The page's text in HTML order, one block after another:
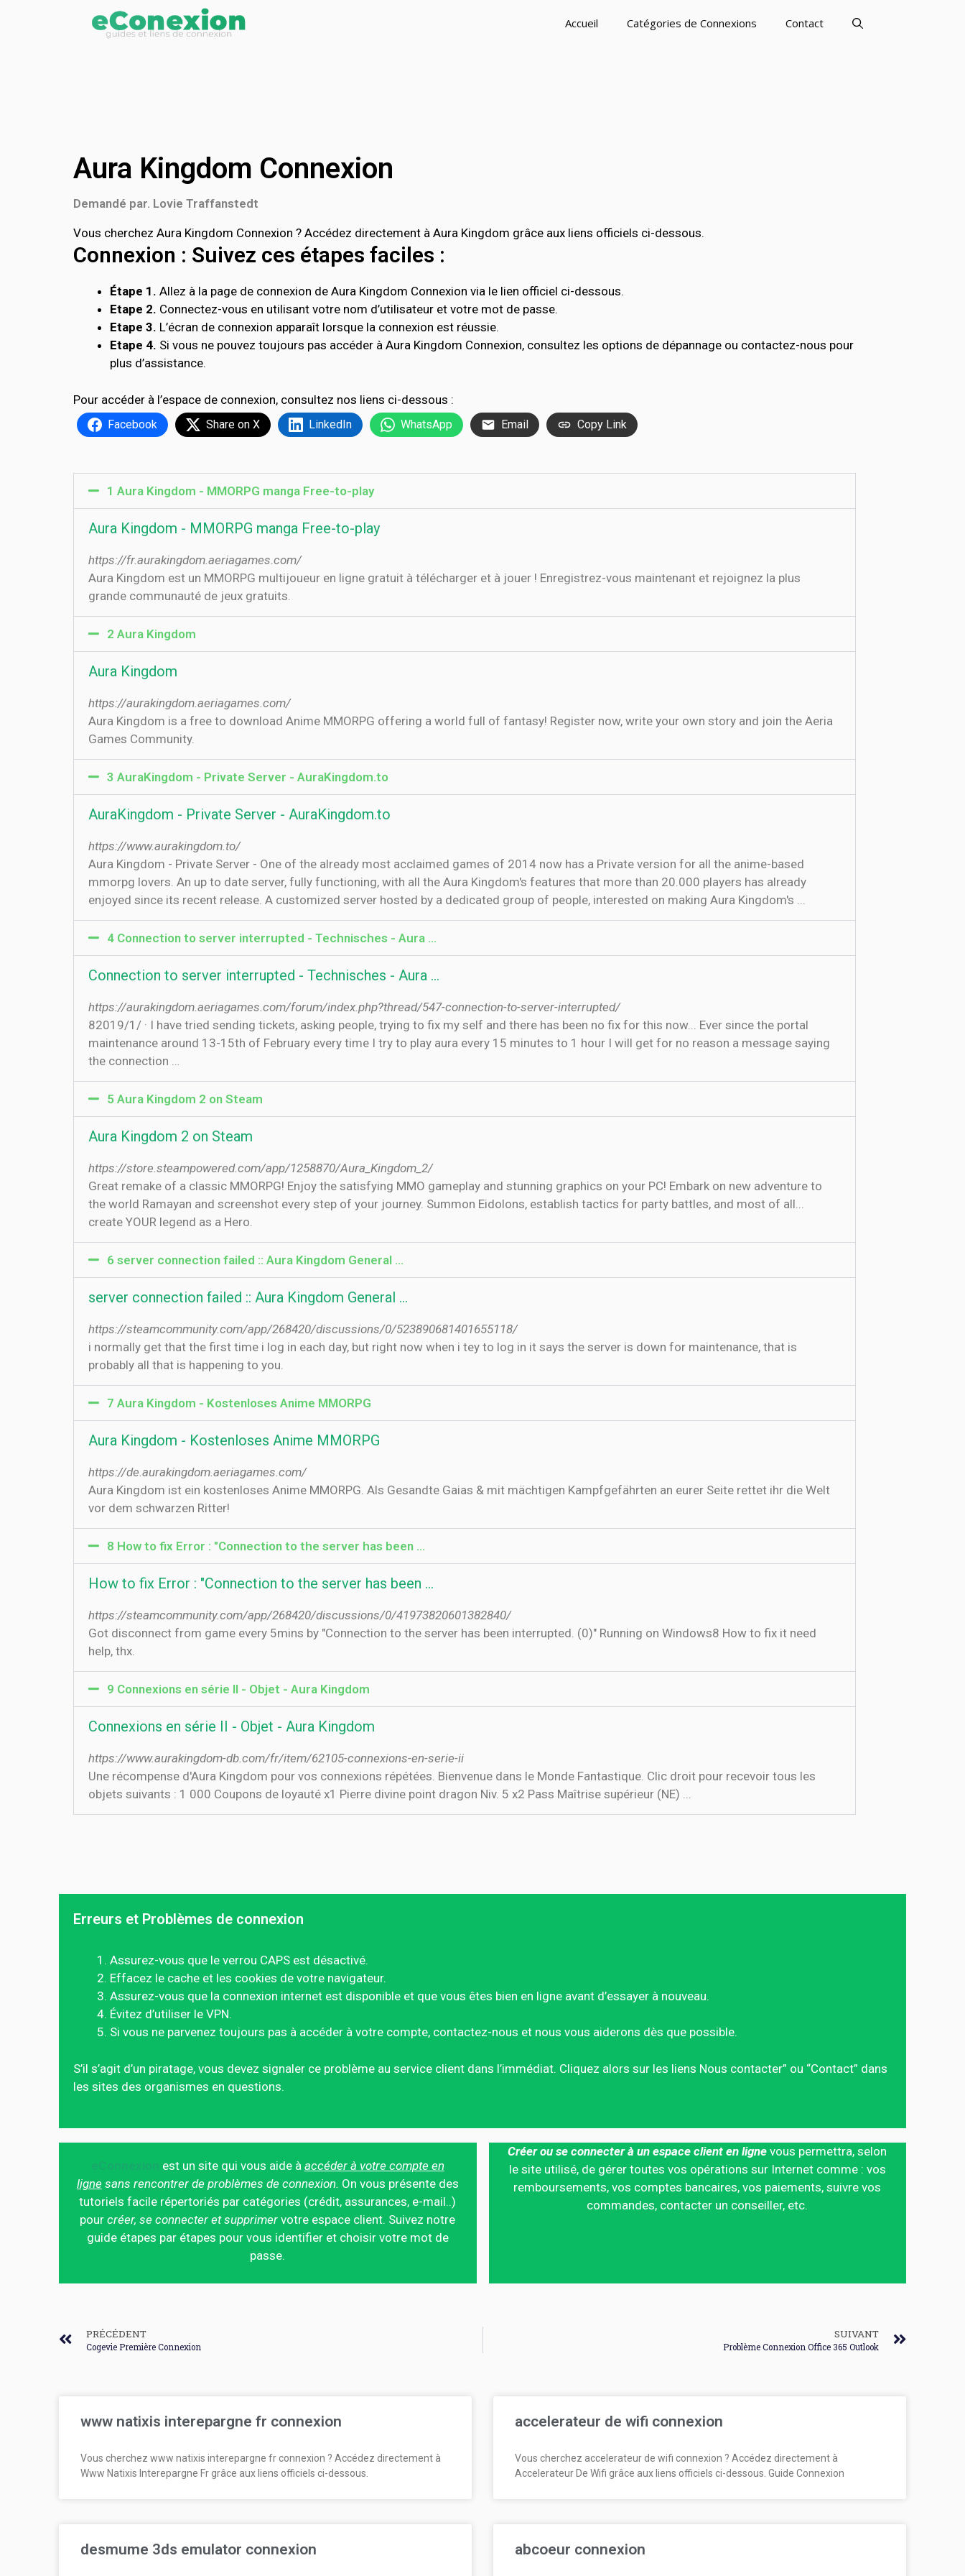
Accueil Catégories de Connexions Contact
Aura Kingdom Connexion
Demandé par. Lovie Traffanstedt
Vous cherchez Aura Kingdom Connexion ? Accédez directement à Aura Kingdom grâce aux liens officiels ci-dessous.
Connexion : Suivez ces étapes faciles :
Étape 1. Allez à la page de connexion de Aura Kingdom Connexion via le lien officiel ci-dessous.
Etape 2. Connectez-vous en utilisant votre nom d’utilisateur et votre mot de passe.
Etape 3. L’écran de connexion apparaît lorsque la connexion est réussie.
Etape 4. Si vous ne pouvez toujours pas accéder à Aura Kingdom Connexion, consultez les options de dépannage ou contactez-nous pour
plus d’assistance.
Pour accéder à l’espace de connexion, consultez nos liens ci-dessous :
Facebook Share on X LinkedIn WhatsApp Email Copy Link
1 Aura Kingdom - MMORPG manga Free-to-play
Aura Kingdom - MMORPG manga Free-to-play
https://fr.aurakingdom.aeriagames.com/
Aura Kingdom est un MMORPG multijoueur en ligne gratuit à télécharger et à jouer ! Enregistrez-vous maintenant et rejoignez la plus
grande communauté de jeux gratuits.
2 Aura Kingdom
Aura Kingdom
https://aurakingdom.aeriagames.com/
Aura Kingdom is a free to download Anime MMORPG offering a world full of fantasy! Register now, write your own story and join the Aeria
Games Community.
3 AuraKingdom - Private Server - AuraKingdom.to
AuraKingdom - Private Server - AuraKingdom.to
https://www.aurakingdom.to/
Aura Kingdom - Private Server - One of the already most acclaimed games of 2014 now has a Private version for all the anime-based
mmorpg lovers. An up to date server, fully functioning, with all the Aura Kingdom's features that more than 20.000 players has already
enjoyed since its recent release. A customized server hosted by a dedicated group of people, interested on making Aura Kingdom's ...
4 Connection to server interrupted - Technisches - Aura …
Connection to server interrupted - Technisches - Aura …
https://aurakingdom.aeriagames.com/forum/index.php?thread/547-connection-to-server-interrupted/
8‏‏/1‏‏/2019 · I have tried sending tickets, asking people, trying to fix my self and there has been no fix for this now... Ever since the portal
maintenance around 13-15th of February every time I try to play aura every 15 minutes to 1 hour I will get for no reason a message saying
the connection …
5 Aura Kingdom 2 on Steam
Aura Kingdom 2 on Steam
https://store.steampowered.com/app/1258870/Aura_Kingdom_2/
Great remake of a classic MMORPG! Enjoy the satisfying MMO gameplay and stunning graphics on your PC! Embark on new adventure to
the world Ramayan and screenshot every step of your journey. Summon Eidolons, establish tactics for party battles, and most of all...
create YOUR legend as a Hero.
6 server connection failed :: Aura Kingdom General …
server connection failed :: Aura Kingdom General …
https://steamcommunity.com/app/268420/discussions/0/523890681401655118/
i normally get that the first time i log in each day, but right now when i tey to log in it says the server is down for maintenance, that is
probably all that is happening to you.
7 Aura Kingdom - Kostenloses Anime MMORPG
Aura Kingdom - Kostenloses Anime MMORPG
https://de.aurakingdom.aeriagames.com/
Aura Kingdom ist ein kostenloses Anime MMORPG. Als Gesandte Gaias & mit mächtigen Kampfgefährten an eurer Seite rettet ihr die Welt
vor dem schwarzen Ritter!
8 How to fix Error : "Connection to the server has been ...
How to fix Error : "Connection to the server has been ...
https://steamcommunity.com/app/268420/discussions/0/41973820601382840/
Got disconnect from game every 5mins by "Connection to the server has been interrupted. (0)" Running on Windows8 How to fix it need
help, thx.
9 Connexions en série II - Objet - Aura Kingdom
Connexions en série II - Objet - Aura Kingdom
https://www.aurakingdom-db.com/fr/item/62105-connexions-en-serie-ii
Une récompense d'Aura Kingdom pour vos connexions répétées. Bienvenue dans le Monde Fantastique. Clic droit pour recevoir tous les
objets suivants : 1 000 Coupons de loyauté x1 Pierre divine point dragon Niv. 5 x2 Pass Maîtrise supérieur (NE) ...
Erreurs et Problèmes de connexion
Assurez-vous que le verrou CAPS est désactivé.
Effacez le cache et les cookies de votre navigateur.
Assurez-vous que la connexion internet est disponible et que vous êtes bien en ligne avant d’essayer à nouveau.
Évitez d’utiliser le VPN.
Si vous ne parvenez toujours pas à accéder à votre compte, contactez-nous et nous vous aiderons dès que possible.
S’il s’agit d’un piratage, vous devez signaler ce problème au service client dans l’immédiat. Cliquez alors sur les liens Nous contacter” ou “Contact” dans
les sites des organismes en questions.
est un site qui vous aide à accéder à votre compte en
ligne sans rencontrer de problèmes de connexion. On vous présente des
tutoriels facile répertoriés par catégories (crédit, assurances, e-mail..)
pourcréer, se connecter et supprimer votre espace client. Suivez notre
guide étapes par étapes pour vous identifier et choisir votre mot de
passe.
Créer ou se connecter à un espace client en ligne vous permettra, selon
le site utilisé, de gérer toutes vos opérations sur Internet comme : vos
remboursements, vos comptes bancaires, vos paiements, suivre vos
commandes, contacter un conseiller, etc.
PRÉCÉDENT
Cogevie Première Connexion
SUIVANT
Problème Connexion Office 365 Outlook
www natixis interepargne fr connexion
Vous cherchez www natixis interepargne fr connexion ? Accédez directement à
Www Natixis Interepargne Fr grâce aux liens officiels ci-dessous.
accelerateur de wifi connexion
Vous cherchez accelerateur de wifi connexion ? Accédez directement à
Accelerateur De Wifi grâce aux liens officiels ci-dessous. Guide Connexion
desmume 3ds emulator connexion abcoeur connexion